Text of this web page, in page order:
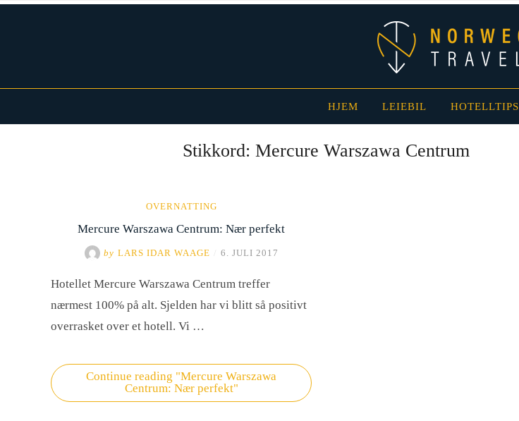
HJEM LEIEBIL HOTELLTIPS
Norwegian Traveller – Reiseblogg
Stikkord: Mercure Warszawa Centrum
OVERNATTING
Mercure Warszawa Centrum: Nær perfekt
by LARS IDAR WAAGE 6. JULI 2017
Hotellet Mercure Warszawa Centrum treffer
nærmest 100% på alt. Sjelden har vi blitt så positivt
overrasket over et hotell. Vi …
Continue reading "Mercure Warszawa
Centrum: Nær perfekt"